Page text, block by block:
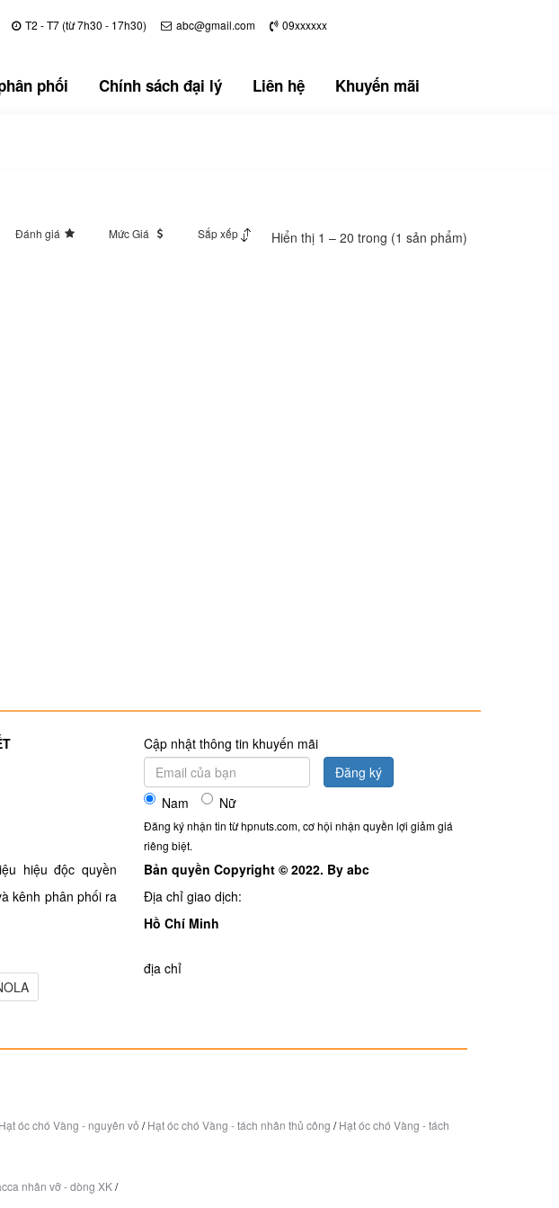
T2 - T7 (từ 7h30 - 17h30) abc@gmail.com 09xxxxxx
phối Chính sách đại lý Liên hệ Khuyến mãi
Hiển thị 1 – 20 trong (1 sản phẩm)
Sắp xếp
Mức Giá
Đánh giá
Cập nhật thông tin khuyến mãi
Nam Nữ
Đăng ký
Đăng ký nhận tin từ hpnuts.com, cơ hội nhận quyền lợi giảm giá
riêng biệt.
hiệu độc quyền
kênh phân phối ra
Bản quyền Copyright © 2022. By abc
Địa chỉ giao dịch:
Hồ Chí Minh
địa chỉ
Hạt óc chó Vàng - nguyên vỏ /Hạt óc chó Vàng - tách nhân thủ công /Hạt óc chó Vàng - tách
nhân vỡ - dòng XK/